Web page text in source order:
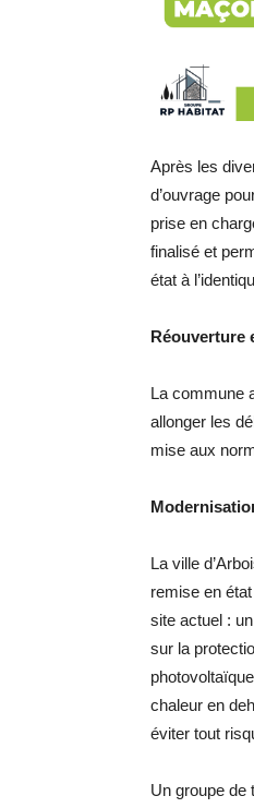
Après les
d’ouvrage
prise en
finalisé et
état à
Réouverture
La commune
allonger les
mise aux
La ville
remise en
site actuel :
sur la
chaleur en
éviter tout
Un groupe de